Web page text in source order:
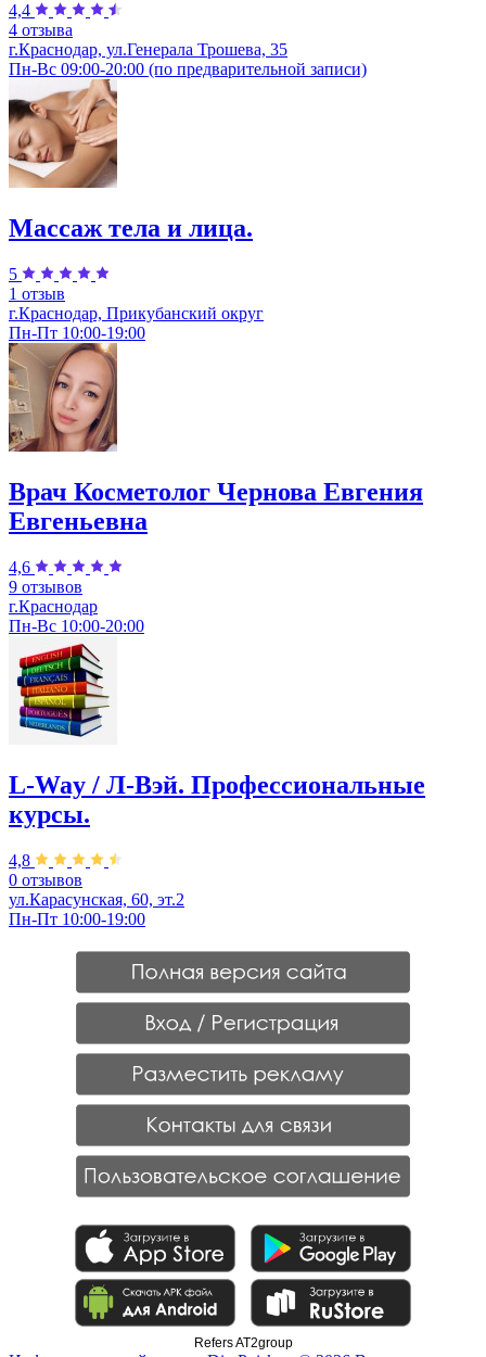
4,4
4 отзыва
г.Краснодар, ул.Генерала Трошева, 35
Пн-Вс 09:00-20:00 (по предварительной записи)
Массаж тела и лица.
5
1 отзыв
г.Краснодар, Прикубанский округ
Пн-Пт 10:00-19:00
Врач Косметолог Чернова Евгения
Евгеньевна
4,6
9 отзывов
г.Краснодар
Пн-Вс 10:00-20:00
L-Way / Л-Вэй. Профессиональные
курсы.
4,8
0 отзывов
ул.Карасунская, 60, эт.2
Пн-Пт 10:00-19:00
Refers AT2group